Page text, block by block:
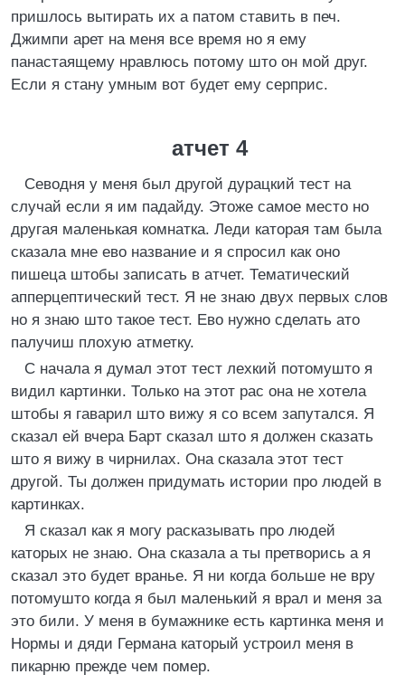
пришлось вытирать их а патом ставить в печ.
Джимпи арет на меня все время но я ему
панастаящему нравлюсь потому што он мой друг.
Если я стану умным вот будет ему серприс.
атчет 4
Севодня у меня был другой дурацкий тест на
случай если я им падайду. Этоже самое место но
другая маленькая комнатка. Леди каторая там была
сказала мне ево название и я спросил как оно
пишеца штобы записать в атчет. Тематический
апперцептический тест. Я не знаю двух первых слов
но я знаю што такое тест. Ево нужно сделать ато
палучиш плохую атметку.
С начала я думал этот тест лехкий потомушто я
видил картинки. Только на этот рас она не хотела
штобы я гаварил што вижу я со всем запутался. Я
сказал ей вчера Барт сказал што я должен сказать
што я вижу в чирнилах. Она сказала этот тест
другой. Ты должен придумать истории про людей в
картинках.
Я сказал как я могу расказывать про людей
каторых не знаю. Она сказала а ты претворись а я
сказал это будет вранье. Я ни когда больше не вру
потомушто когда я был маленький я врал и меня за
это били. У меня в бумажнике есть картинка меня и
Нормы и дяди Германа каторый устроил меня в
пикарню прежде чем помер.